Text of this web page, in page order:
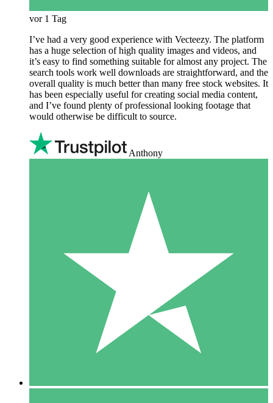
vor 1 Tag
I’ve had a very good experience with Vecteezy. The platform
has a huge selection of high quality images and videos, and
it’s easy to find something suitable for almost any project. The
search tools work well downloads are straightforward, and the
overall quality is much better than many free stock websites. It
has been especially useful for creating social media content,
and I’ve found plenty of professional looking footage that
would otherwise be difficult to source.
Anthony